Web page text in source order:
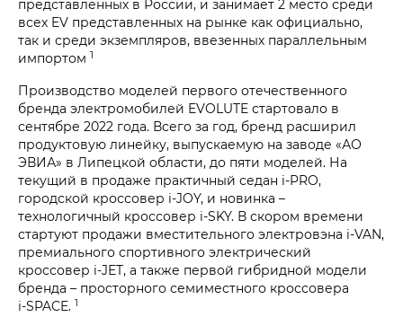
представленных в России, и занимает 2 место среди
всех EV представленных на рынке как официально,
так и среди экземпляров, ввезенных параллельным
импортом 1
Производство моделей первого отечественного
бренда электромобилей EVOLUTE стартовало в
сентябре 2022 года. Всего за год, бренд расширил
продуктовую линейку, выпускаемую на заводе «АО
ЭВИА» в Липецкой области, до пяти моделей. На
текущий в продаже практичный седан i‑PRO,
городской кроссовер i‑JOY, и новинка –
технологичный кроссовер i‑SKY. В скором времени
стартуют продажи вместительного электровэна i‑VAN,
премиального спортивного электрический
кроссовер i‑JET, а также первой гибридной модели
бренда – просторного семиместного кроссовера
i‑SPACE. 1